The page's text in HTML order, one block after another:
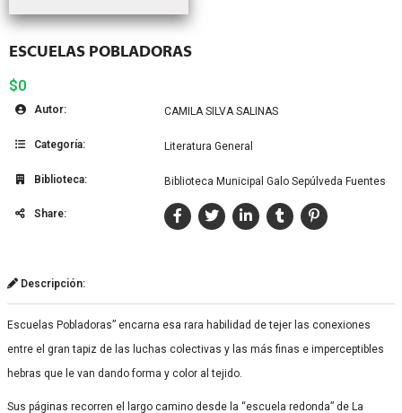
ESCUELAS POBLADORAS
$0
Autor: CAMILA SILVA SALINAS
Categoría: Literatura General
Biblioteca: Biblioteca Municipal Galo Sepúlveda Fuentes
Share:
Descripción:
Escuelas Pobladoras” encarna esa rara habilidad de tejer las conexiones
entre el gran tapiz de las luchas colectivas y las más finas e imperceptibles
hebras que le van dando forma y color al tejido.
Sus páginas recorren el largo camino desde la “escuela redonda” de La